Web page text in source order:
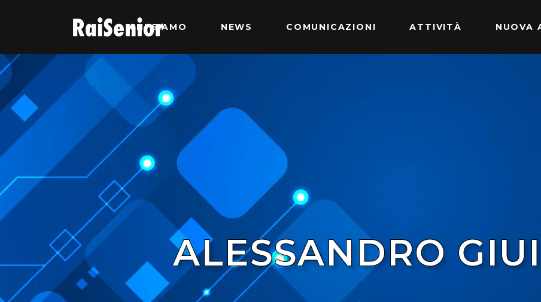
CHI SIAMO NEWS COMUNICAZIONI ATTIVITÀ NUOVA
ALESSANDRO